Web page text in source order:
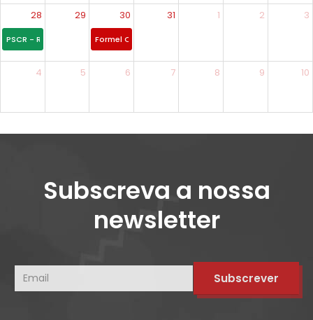
28
PSCR - Representante da Conformidade e Segurança do Produto
29 30
Formel Q - Requisitos Específicos Volkswagen
31 1 2 3
4 5 6 7 8 9 10
Subscreva a nossa
newsletter